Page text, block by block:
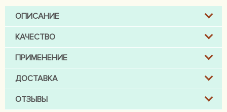
ОПИСАНИЕ
КАЧЕСТВО
ПРИМЕНЕНИЕ
ДОСТАВКА
ОТЗЫВЫ